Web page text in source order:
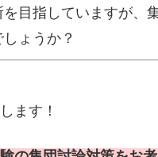
を目指していますが、
ょうか？
ます！